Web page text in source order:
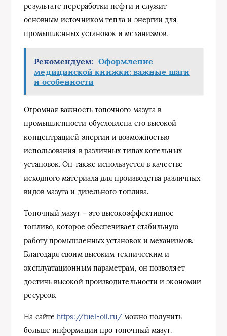
результате переработки нефти и служит
основным источником тепла и энергии для
промышленных установок и механизмов.
Рекомендуем: Оформление
медицинской книжки: важные шаги
и особенности
Огромная важность топочного мазута в
промышленности обусловлена его высокой
концентрацией энергии и возможностью
использования в различных типах котельных
установок. Он также используется в качестве
исходного материала для производства различных
видов мазута и дизельного топлива.
Топочный мазут – это высокоэффективное
топливо, которое обеспечивает стабильную
работу промышленных установок и механизмов.
Благодаря своим высоким техническим и
эксплуатационным параметрам, он позволяет
достичь высокой производительности и экономии
ресурсов.
На сайтеhttps://fuel-oil.ru/ можно получить
больше информации про топочный мазут.